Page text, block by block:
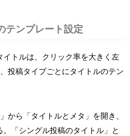
テンプレート設定
トルは、クリック率を大きく左
投稿タイプごとにタイトルのテン
から「タイトルとメタ」を開き、
。「シングル投稿のタイトル」と